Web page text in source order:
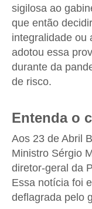
sigilosa ao
que então
integralidade ou
adotou essa
durante da
de risco.
Entenda o
Aos 23 de Abril
Ministro Sérgio
diretor-geral da
Essa notícia foi
deflagrada pelo